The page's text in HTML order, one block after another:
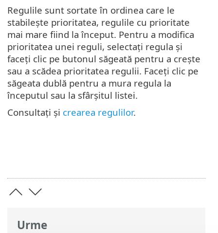
Urme
Regulile sunt sortate în ordinea care le
stabilește prioritatea, regulile cu prioritate
mai mare fiind la început. Pentru a modifica
prioritatea unei reguli, selectați regula și
faceți clic pe butonul săgeată pentru a crește
sau a scădea prioritatea regulii. Faceți clic pe
săgeata dublă pentru a mura regula la
începutul sau la sfârșitul listei.
Consultați și crearea regulilor.